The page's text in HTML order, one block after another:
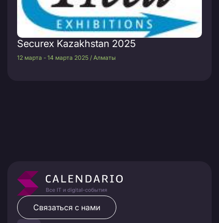
Securex Kazakhstan 2025
12 марта - 14 марта 2025 / Алматы
Связаться с нами